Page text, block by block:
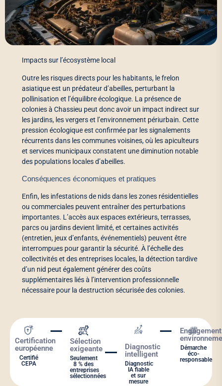
Impacts sur l’écosystème local
Outre les risques directs pour les habitants, le frelon
asiatique est un prédateur d’abeilles, perturbant la
pollinisation et l’équilibre écologique. La présence de
colonies à Chassieu peut donc avoir un impact indirect sur
les jardins, les vergers et l’environnement périurbain. Cette
pression écologique est confirmée par les signalements
récurrents dans les communes voisines, où les apiculteurs
et services municipaux constatent une diminution notable
des populations locales d’abeilles.
Conséquences économiques et pratiques
Enfin, les infestations de nids dans les zones résidentielles
ou commerciales peuvent entraîner des perturbations
importantes. L’accès aux espaces extérieurs, terrasses,
parcs ou jardins devient limité, et certaines activités
(entretien, jeux d’enfants, événementiels) peuvent être
interrompues pour garantir la sécurité. À l’échelle des
collectivités et des entreprises locales, la détection tardive
d’un nid peut également générer des coûts
supplémentaires liés à l’intervention professionnelle
nécessaire pour la destruction sécurisée des colonies.
Certification
européenne
Certifié
CEPA
Sélection
exigeante
Seulement
8 % des
entreprises
sélectionnées
Diagnostic
intelligent
Diagnostic
IA fiable
et sur
mesure
Engagement
Démarche
éco-
responsable